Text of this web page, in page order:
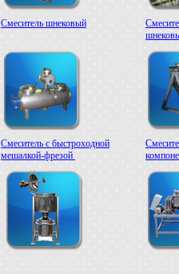
Смеситель шнековый
Смеситель с быстроходной
мешалкой-фрезой